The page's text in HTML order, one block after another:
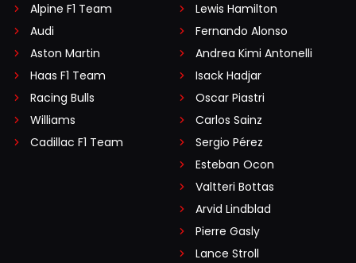
Alpine F1 Team
Audi
Aston Martin
Haas F1 Team
Racing Bulls
Williams
Cadillac F1 Team
Lewis Hamilton
Fernando Alonso
Andrea Kimi Antonelli
Isack Hadjar
Oscar Piastri
Carlos Sainz
Sergio Pérez
Esteban Ocon
Valtteri Bottas
Arvid Lindblad
Pierre Gasly
Lance Stroll